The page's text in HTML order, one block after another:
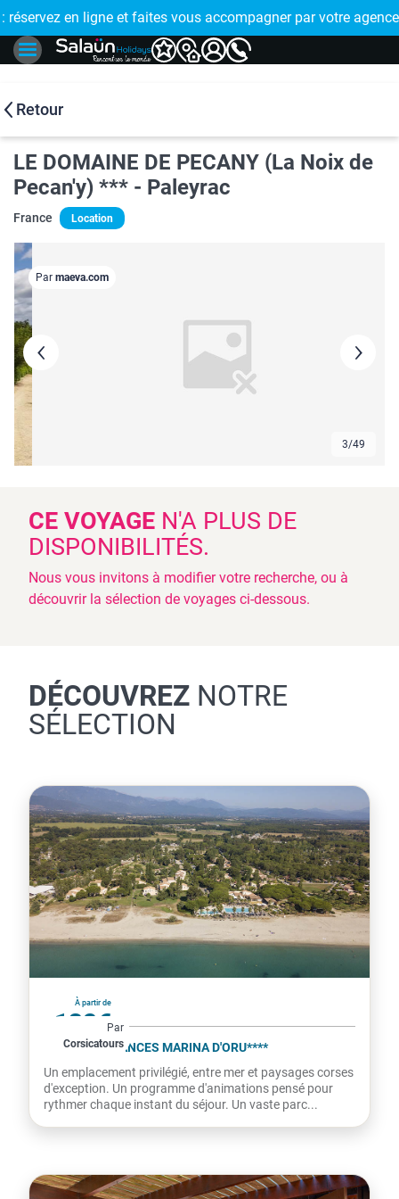
!
: réservez en ligne et faites vous accompagner par votre
🤩
Retour
LE DOMAINE DE PECANY (La Noix de
Pecan'y) *** - Paleyrac
France Location
3/49
Par maeva.com
CE VOYAGE N'A PLUS DE
DISPONIBILITÉS.
Nous vous invitons à modifier votre recherche, ou à
découvrir la sélection de voyages ci-dessous.
DÉCOUVREZ NOTRE
SÉLECTION
À partir de
132€
par personne
Par
Corsicatours
France
VILLAGE VACANCES MARINA D'ORU****
Un emplacement privilégié, entre mer et paysages corses
d'exception. Un programme d'animations pensé pour
rythmer chaque instant du séjour. Un vaste parc...